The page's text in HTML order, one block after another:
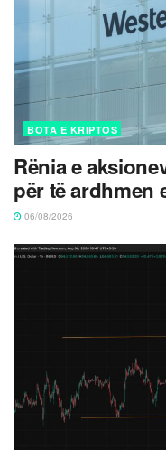
BOTA E KRIPTOS
Rënia e
për të ardhmen
06/08/2026